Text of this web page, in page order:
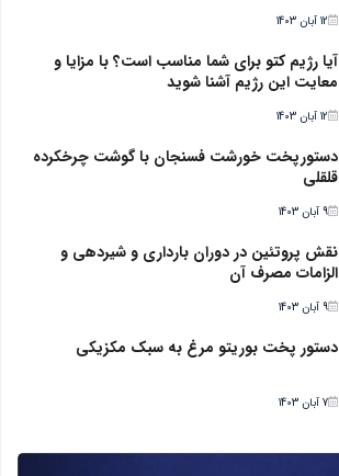
12 آبان 1403
آیا رژیم کتو برای شما مناسب است؟ با مزایا و
معایت این رژیم آشنا شوید
12 آبان 1403
دستورپخت خورشت فسنجان با گوشت چرخکرده
قلقلی
9 آبان 1403
نقش پروتئین در دوران بارداری و شیردهی و
الزامات مصرف آن
9 آبان 1403
دستور پخت بوریتو مرغ به سبک مکزیکی
7 آبان 1403